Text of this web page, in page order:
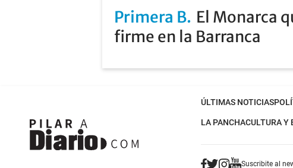
Primera B El Monarca
firme en la Barranca
ÚLTIMAS NOTICIAS
LA PANCHACULTURA Y
Suscribite al